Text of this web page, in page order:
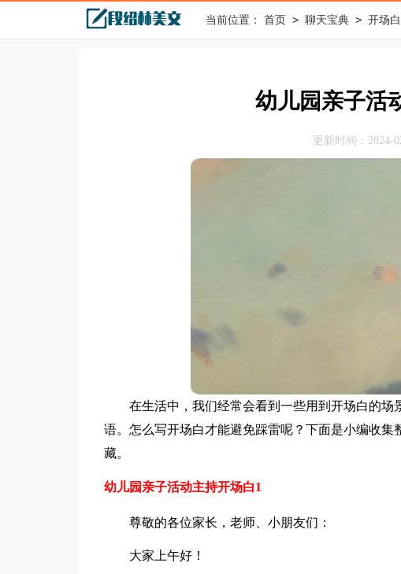
当前位置： 首页 > 聊天宝典 > 开场白
幼儿园亲子活
更新时间：2024-
在生活中，我们经常会看到一些用到开场白的
语。怎么写开场白才能避免踩雷呢？下面是小编收
藏。
幼儿园亲子活动主持开场白1
尊敬的各位家长，老师、小朋友们：
大家上午好！